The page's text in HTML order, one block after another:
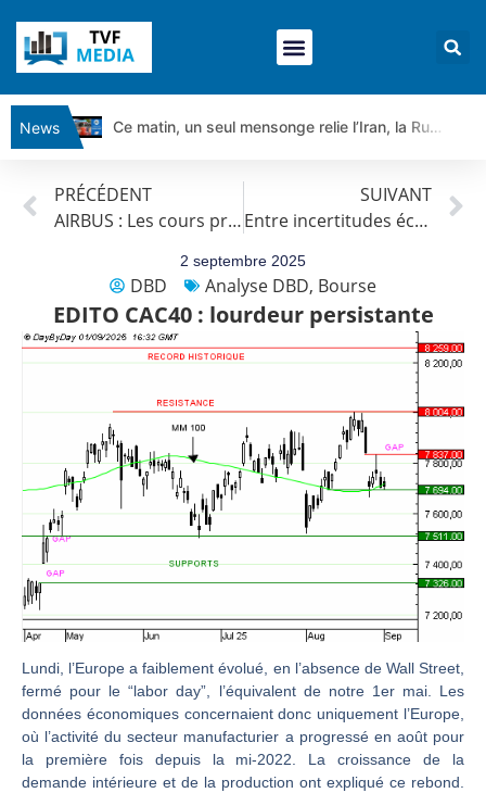
News
Ce matin, un seul mensonge relie l’Iran, la Russie et Trump | par Louis Antoine Michelet
Ce que Trump, Téhéran et Pékin ne veulent pas que vous voyiez ensemble | par Louis-Antoine Michelet
Gaza, Iran, Chine : la guerre mondiale vient de commencer | par Louis-Antoine Michelet
Jean Marie Seronie :Loi agricole : vraie réforme ou simple réponse à la colère ?| Interview Éco
CAPGEMINI : Un signal haussier avant les résultats ? | Daniel Cohen de Lara – Market Movers
REMY COINTREAU : Le rebond est-il enfin confirmé ? | Daniel Cohen de Lara – Market Movers
TELEPERFORMANCE : Faut-il acheter avant les résultats ? | Daniel Cohen de Lara – Market Movers
CAC 40 : Vers un nouveau record ? Analyse avant la décision de la Fed | Denis Desclos – Chrono CAC
Bernard Prats-Desclaux : Penser les marchés à l’ère des ruptures | Interview Littéraire
S&P500 : Des records, mais toujours de la vigueur | Ludovick Bertola – Les Echos de Wall Street
SAP : Les acheteurs gardent la main | Bernard Prats-Desclaux – Market Movers
LVMH : Un rebond à confirmer | Bernard Prats-Desclaux – Market Movers
Le monde a changé de règles cette nuit. Personne ne vous l’a encore dit | Louis-Antoine Michelet
PRÉCÉDENT
AIRBUS : Les cours progressent encore.
SUIVANT
Entre incertitudes économiques et géopolitiques | par Louis-Antoine Michelet
2 septembre 2025
DBD Analyse DBD, Bourse
EDITO CAC40 : lourdeur persistante
Lundi, l’Europe a faiblement évolué, en l’absence de Wall Street,
fermé pour le “labor day”, l’équivalent de notre 1er mai. Les
données économiques concernaient donc uniquement l’Europe,
où l’activité du secteur manufacturier a progressé en août pour
la première fois depuis la mi-2022. La croissance de la
demande intérieure et de la production ont expliqué ce rebond.